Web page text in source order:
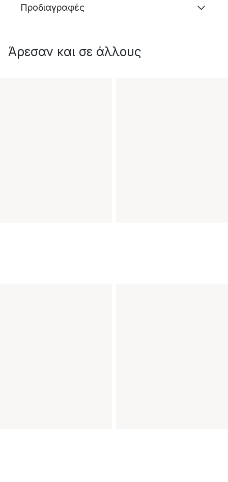
Προδιαγραφές
Άρεσαν και σε άλλους